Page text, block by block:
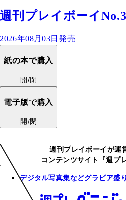
週刊プレイボーイ
2026年08月03日発売
紙の本で購入
開/閉
電子版で購入
開/閉
週刊プレイボーイが運
コンテンツサイト『週プ
デジタル写真集などグラビア盛